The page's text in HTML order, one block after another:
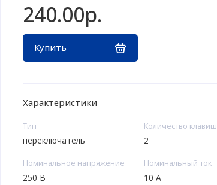
240.00р.
Купить
Характеристики
Тип
переключатель
Количество клавиш
2
Номинальное напряжение
250 В
Номинальный ток
10 А